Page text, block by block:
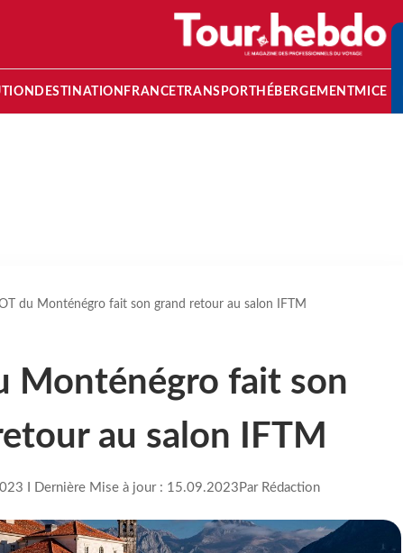
DESTINATION FRANCETRANSPORT HÉBERGEMENTMICE
du Monténégro fait son grand retour au salon IFTM
Monténégro fait son
au salon IFTM
I Dernière Mise à jour : 15.09.2023 Par Rédaction